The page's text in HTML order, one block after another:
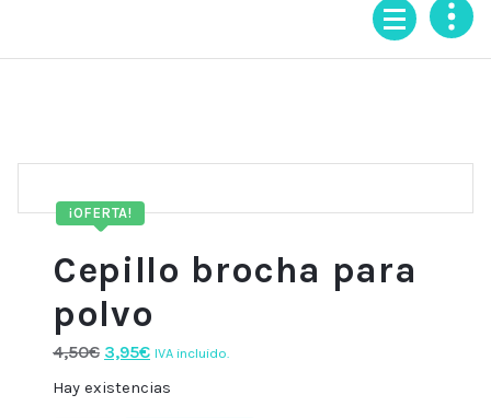
¡OFERTA!
Cepillo brocha para
polvo
4,50€ El
precio
3,95€El
precio
IVA incluido.
Hay existencias